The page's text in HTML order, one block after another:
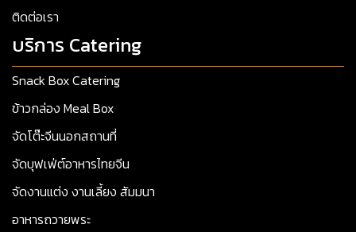
ติดต่อเรา
บริการ Catering
Snack Box Catering
ข้าวกล่อง Meal Box
จัดโต๊ะจีนนอกสถานที่
จัดบุฟเฟ่ต์อาหารไทยจีน
จัดงานแต่ง งานเลี้ยง สัมมนา
อาหารถวายพระ